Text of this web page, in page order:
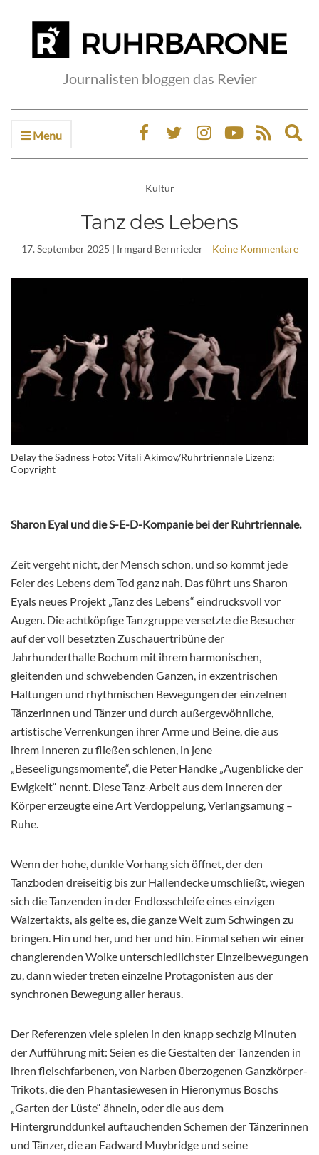
Journalisten bloggen das Revier
Menu
Kultur
Tanz des Lebens
17. September 2025 | Irmgard Bernrieder Keine Kommentare
Delay the Sadness Foto: Vitali Akimov/Ruhrtriennale Lizenz:
Copyright
Sharon Eyal und die S-E-D-Kompanie bei der Ruhrtriennale.
Zeit vergeht nicht, der Mensch schon, und so kommt jede
Feier des Lebens dem Tod ganz nah. Das führt uns Sharon
Eyals neues Projekt „Tanz des Lebens“ eindrucksvoll vor
Augen. Die achtköpfige Tanzgruppe versetzte die Besucher
auf der voll besetzten Zuschauertribüne der
Jahrhunderthalle Bochum mit ihrem harmonischen,
gleitenden und schwebenden Ganzen, in exzentrischen
Haltungen und rhythmischen Bewegungen der einzelnen
Tänzerinnen und Tänzer und durch außergewöhnliche,
artistische Verrenkungen ihrer Arme und Beine, die aus
ihrem Inneren zu fließen schienen, in jene
„Beseeligungsmomente“, die Peter Handke „Augenblicke der
Ewigkeit“ nennt. Diese Tanz-Arbeit aus dem Inneren der
Körper erzeugte eine Art Verdoppelung, Verlangsamung –
Ruhe.
Wenn der hohe, dunkle Vorhang sich öffnet, der den
Tanzboden dreiseitig bis zur Hallendecke umschließt, wiegen
sich die Tanzenden in der Endlosschleife eines einzigen
Walzertakts, als gelte es, die ganze Welt zum Schwingen zu
bringen. Hin und her, und her und hin. Einmal sehen wir einer
changierenden Wolke unterschiedlichster Einzelbewegungen
zu, dann wieder treten einzelne Protagonisten aus der
synchronen Bewegung aller heraus.
Der Referenzen viele spielen in den knapp sechzig Minuten
der Aufführung mit: Seien es die Gestalten der Tanzenden in
ihren fleischfarbenen, von Narben überzogenen Ganzkörper-
Trikots, die den Phantasiewesen in Hieronymus Boschs
„Garten der Lüste“ ähneln, oder die aus dem
Hintergrunddunkel auftauchenden Schemen der Tänzerinnen
und Tänzer, die an Eadward Muybridge und seine